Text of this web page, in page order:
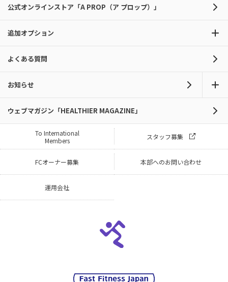
公式オンラインストア「A PROP（ア プロップ）」
追加オプション
よくある質問
お知らせ
ウェブマガジン「HEALTHIER MAGAZINE」
To International
Members
スタッフ募集
FCオーナー募集 本部へのお問い合わせ
運用会社